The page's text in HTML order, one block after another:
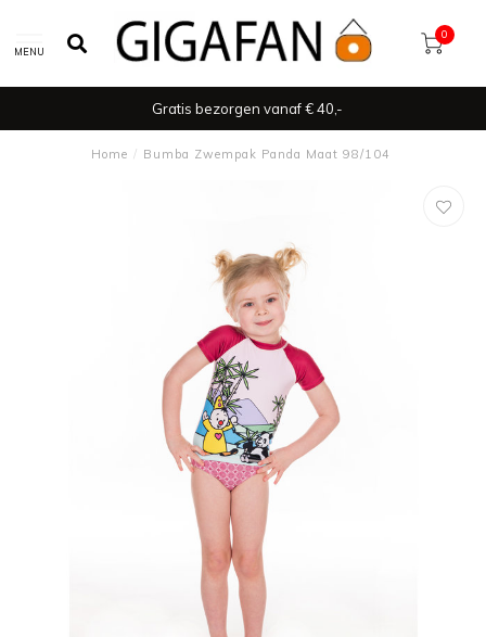
MENU
0
Gratis bezorgen vanaf € 40,-
Home / Bumba Zwempak Panda Maat 98/104